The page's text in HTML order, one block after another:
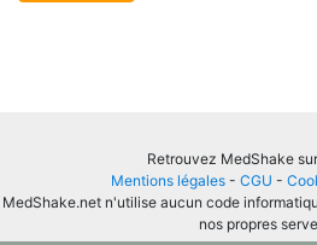
Retrouvez MedShake
Mentions légales - CGU -
MedShake.net n'utilise aucun code
nos propres